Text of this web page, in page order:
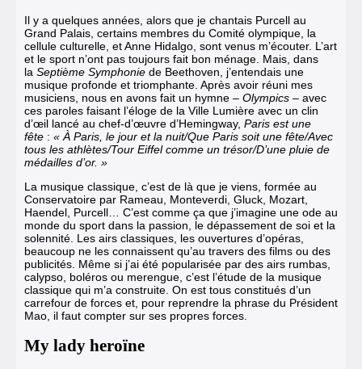
Il y a quelques années, alors que je chantais Purcell au
Grand Palais, certains membres du Comité olympique, la
cellule culturelle, et Anne Hidalgo, sont venus m’écouter. L’art
et le sport n’ont pas toujours fait bon ménage. Mais, dans
la Septième Symphonie de Beethoven, j’entendais une
musique profonde et triomphante. Après avoir réuni mes
musiciens, nous en avons fait un hymne – Olympics – avec
ces paroles faisant l’éloge de la Ville Lumière avec un clin
d’œil lancé au chef-d’œuvre d’Hemingway, Paris est une
fête : « À Paris, le jour et la nuit/Que Paris soit une fête/Avec
tous les athlètes/Tour Eiffel comme un trésor/D’une pluie de
médailles d’or. »
La musique classique, c’est de là que je viens, formée au
Conservatoire par Rameau, Monteverdi, Gluck, Mozart,
Haendel, Purcell… C’est comme ça que j’imagine une ode au
monde du sport dans la passion, le dépassement de soi et la
solennité. Les airs classiques, les ouvertures d’opéras,
beaucoup ne les connaissent qu’au travers des films ou des
publicités. Même si j’ai été popularisée par des airs rumbas,
calypso, boléros ou merengue, c’est l’étude de la musique
classique qui m’a construite. On est tous constitués d’un
carrefour de forces et, pour reprendre la phrase du Président
Mao, il faut compter sur ses propres forces.
My lady heroïne